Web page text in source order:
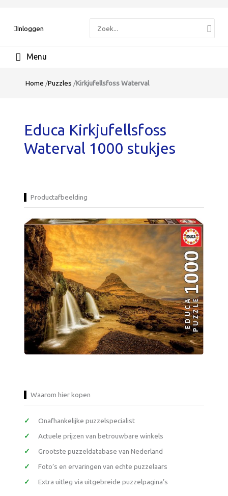
Inloggen
naar:
Hoofdmenu
Home /Puzzles /Kirkjufellsfoss Waterval
Educa Kirkjufellsfoss
Waterval 1000 stukjes
Productafbeelding
Waarom hier kopen
Onafhankelijke puzzelspecialist
Actuele prijzen van betrouwbare winkels
Grootste puzzeldatabase van Nederland
Foto’s en ervaringen van echte puzzelaars
Extra uitleg via uitgebreide puzzelpagina’s